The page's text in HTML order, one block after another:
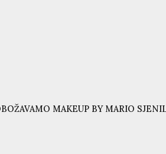
MAKEUP BY MARIO